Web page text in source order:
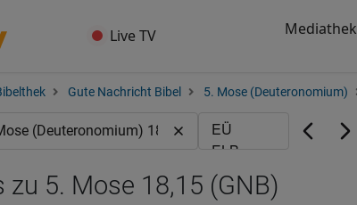
Live TV Mediathek
Gute Nachricht Bibel 5. Mose (Deuteronomium)
zu 5. Mose 18,15 (GNB)